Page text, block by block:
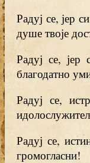
Радуј се, јер
душе твоје
Радуј се, јер
благодатно
Радуј се,
Радуј се,
громогласни!